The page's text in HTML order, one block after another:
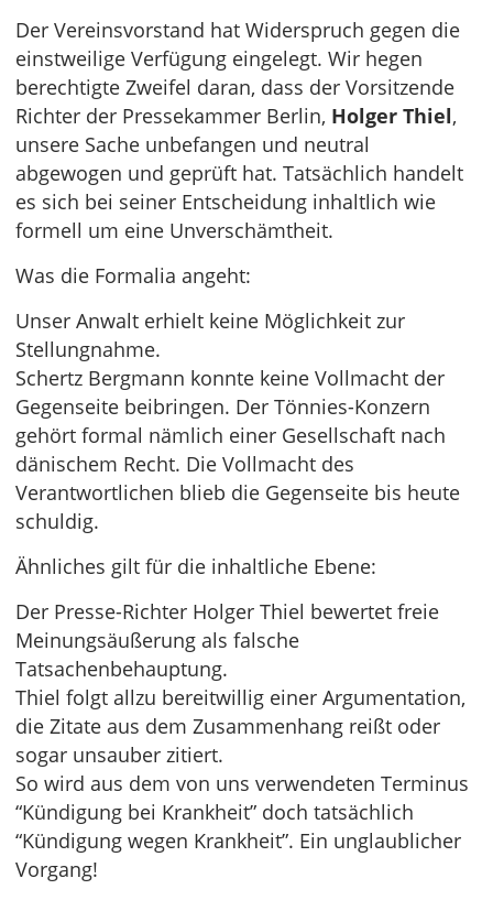
Der Vereinsvorstand hat Widerspruch gegen die
einstweilige Verfügung eingelegt. Wir hegen
berechtigte Zweifel daran, dass der Vorsitzende
Richter der Pressekammer Berlin, Holger Thiel,
unsere Sache unbefangen und neutral
abgewogen und geprüft hat. Tatsächlich handelt
es sich bei seiner Entscheidung inhaltlich wie
formell um eine Unverschämtheit.
Was die Formalia angeht:
Unser Anwalt erhielt keine Möglichkeit zur
Stellungnahme.
Schertz Bergmann konnte keine Vollmacht der
Gegenseite beibringen. Der Tönnies-Konzern
gehört formal nämlich einer Gesellschaft nach
dänischem Recht. Die Vollmacht des
Verantwortlichen blieb die Gegenseite bis heute
schuldig.
Ähnliches gilt für die inhaltliche Ebene:
Der Presse-Richter Holger Thiel bewertet freie
Meinungsäußerung als falsche
Tatsachenbehauptung.
Thiel folgt allzu bereitwillig einer Argumentation,
die Zitate aus dem Zusammenhang reißt oder
sogar unsauber zitiert.
So wird aus dem von uns verwendeten Terminus
“Kündigung bei Krankheit” doch tatsächlich
“Kündigung wegen Krankheit”. Ein unglaublicher
Vorgang!